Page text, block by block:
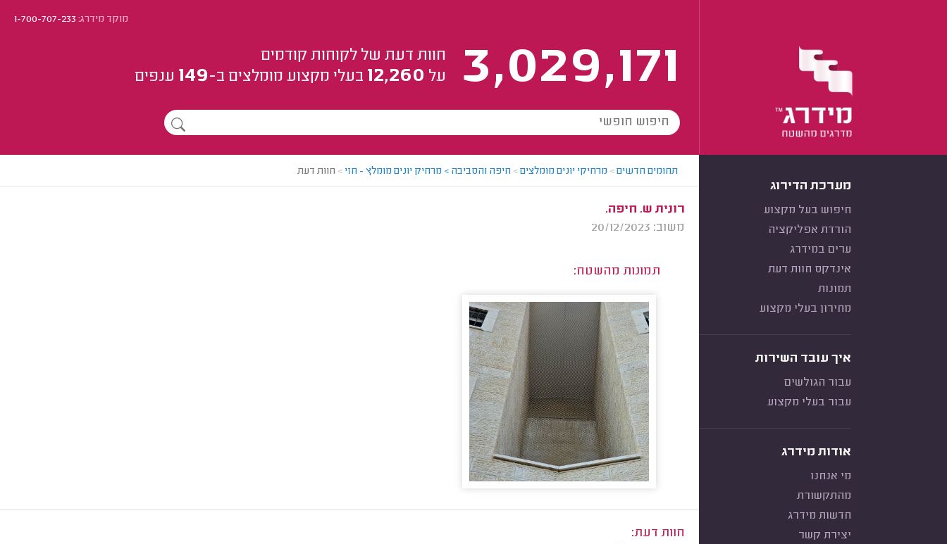
מוקד מידרג:1-700-707-233
3,029,171
חוות דעת של לקוחות קודמים
על 12,260 בעלי מקצוע מומלצים ב-149 ענפים
מערכת הדירוג
חיפוש בעל מקצוע
הורדת אפליקציה
ערים במידרג
אינדקס חוות דעת
תמונות
מחירון בעלי מקצוע
איך עובד השירות
עבור הגולשים
עבור בעלי מקצוע
אודות מידרג
מי אנחנו
מהתקשורת
חדשות מידרג
יצירת קשר
תחומים חדשים> מרחיקי יונים מומלצים> חיפה והסביבה > מרחיק יונים מומלץ - חזי > חוות דעת
רונית ש. חיפה.
משוב: 20/12/2023
תמונות מהשטח:
חוות דעת: